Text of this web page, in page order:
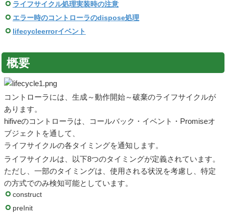
ライフサイクル処理実装時の注意
エラー時のコントローラのdispose処理
lifecycleerrorイベント
概要
コントローラには、生成～動作開始～破棄のライフサイクルが
あります。
hifiveのコントローラは、コールバック・イベント・Promiseオ
ブジェクトを通して、
ライフサイクルの各タイミングを通知します。
ライフサイクルは、以下8つのタイミングが定義されています。
ただし、一部のタイミングは、使用される状況を考慮し、特定
の方式でのみ検知可能としています。
construct
preInit